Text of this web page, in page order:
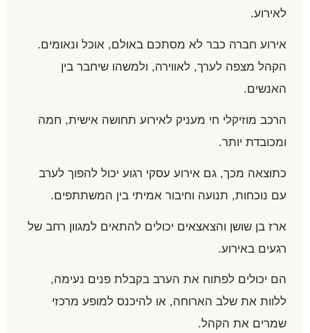
לאירוע.
אירוע חברה כבר לא מסתכם באולם, אוכל ונאומים.
הקהל מצפה לערך, לאווירה, ולמשהו שיחבר בין
האנשים.
הרכב מוזיקלי חי מעניק לאירוע תחושה אישית, חמה
ומכובדת יותר.
כתוצאה מכך, גם אירוע עסקי רגוע יכול להפוך לערב
עם נוכחות, תנועה וחיבור אמיתי בין המשתתפים.
ארז בן שושן והצאצאים יכולים להתאים למגוון רחב של
רגעים באירוע.
הם יכולים לפתוח את הערב בקבלת פנים נעימה,
ללוות את שלב הארוחה, או להיכנס למופע מרכזי
שמרים את הקהל.